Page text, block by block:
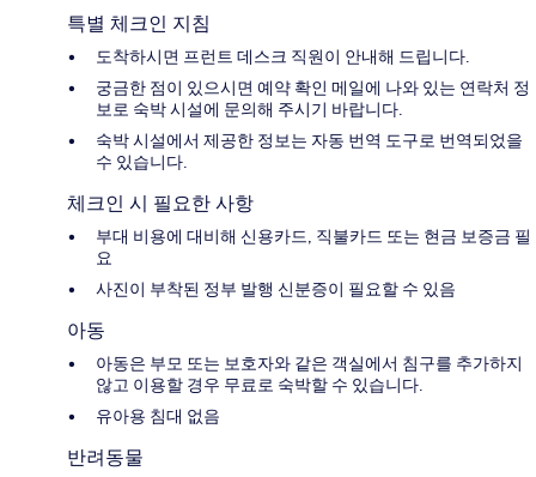
특별 체크인 지침
도착하시면 프런트 데스크 직원이 안내해 드립니다.
궁금한 점이 있으시면 예약 확인 메일에 나와 있는 연락처 정
보로 숙박 시설에 문의해 주시기 바랍니다.
숙박 시설에서 제공한 정보는 자동 번역 도구로 번역되었을
수 있습니다.
체크인 시 필요한 사항
부대 비용에 대비해 신용카드, 직불카드 또는 현금 보증금 필
요
사진이 부착된 정부 발행 신분증이 필요할 수 있음
아동
아동은 부모 또는 보호자와 같은 객실에서 침구를 추가하지
않고 이용할 경우 무료로 숙박할 수 있습니다.
유아용 침대 없음
반려동물